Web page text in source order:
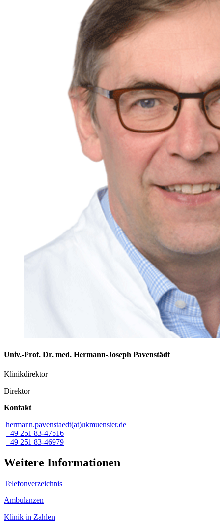
Univ.-Prof. Dr. med. Hermann-Joseph Pavenstädt
Klinikdirektor
Direktor
Kontakt
hermann.pavenstaedt(at)ukmuenster.de
+49 251 83-47516
+49 251 83-46979
Weitere Informationen
Telefonverzeichnis
Ambulanzen
Klinik in Zahlen